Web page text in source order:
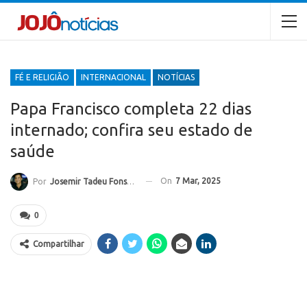
FÉ E RELIGIÃO INTERNACIONAL NOTÍCIAS
Papa Francisco completa 22 dias
internado; confira seu estado de
saúde
Por Josemir Tadeu Fonseca On 7 Mar, 2025
0
Compartilhar